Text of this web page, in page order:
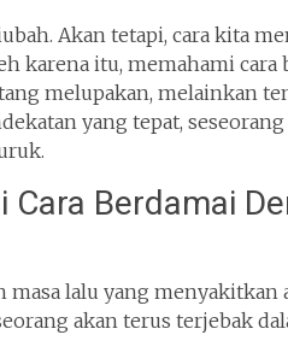
Akan tetapi, cara kita
karena itu, memahami cara
melupakan, melainkan
yang tepat,
Berdamai
masa lalu yang menyakitkan
akan terus terjebak